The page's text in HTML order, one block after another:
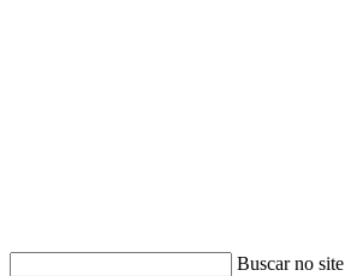
Buscar no site